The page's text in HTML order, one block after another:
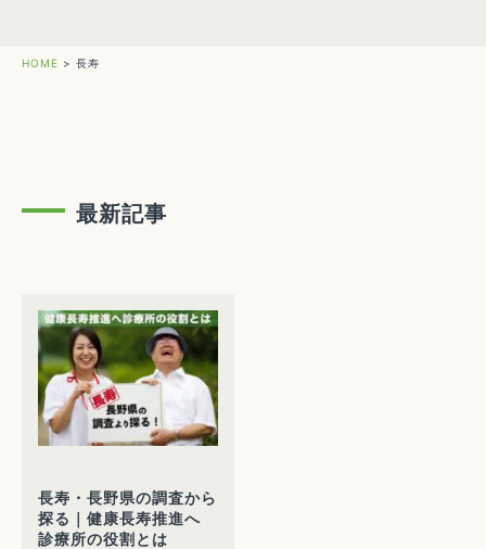
HOME > 長寿
最新記事
長寿・長野県の調査から
探る｜健康長寿推進へ
診療所の役割とは